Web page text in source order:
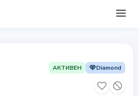
АКТИВЕН Diamond